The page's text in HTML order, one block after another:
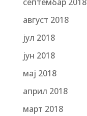
август 2018
јул 2018
јун 2018
мај 2018
април 2018
март 2018